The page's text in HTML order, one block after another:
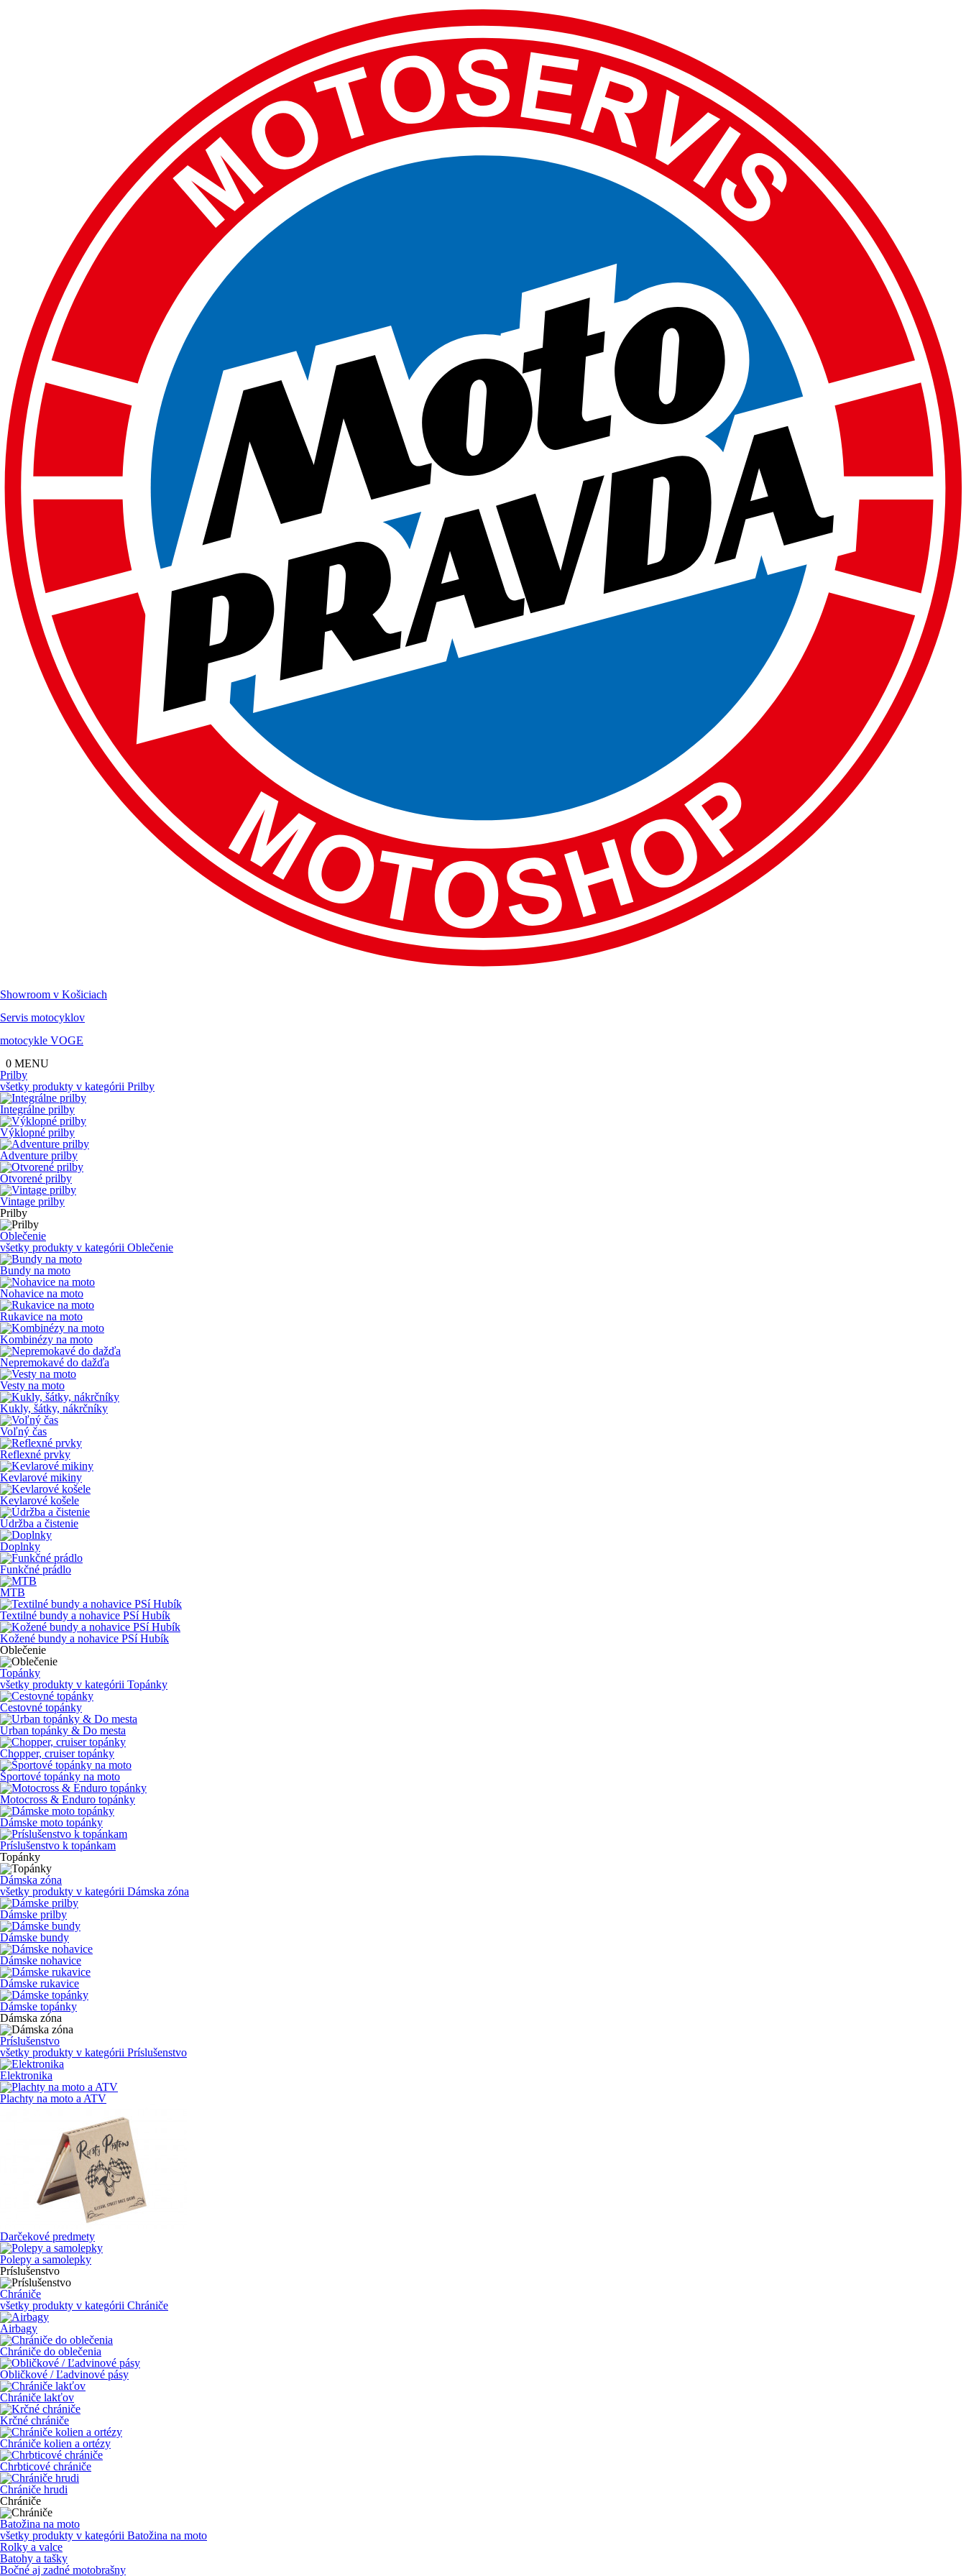
Showroom v Košiciach
Servis motocyklov
motocykle VOGE
0 MENU
Prilby
všetky produkty v kategórii Prilby
Integrálne prilby
Výklopné prilby
Adventure prilby
Otvorené prilby
Vintage prilby
Prilby
Oblečenie
všetky produkty v kategórii Oblečenie
Bundy na moto
Nohavice na moto
Rukavice na moto
Kombinézy na moto
Nepremokavé do dažďa
Vesty na moto
Kukly, šátky, nákrčníky
Voľný čas
Reflexné prvky
Kevlarové mikiny
Kevlarové košele
Údržba a čistenie
Doplnky
Funkčné prádlo
MTB
Textilné bundy a nohavice PSí Hubík
Kožené bundy a nohavice PSí Hubík
Oblečenie
Topánky
všetky produkty v kategórii Topánky
Cestovné topánky
Urban topánky & Do mesta
Chopper, cruiser topánky
Športové topánky na moto
Motocross & Enduro topánky
Dámske moto topánky
Príslušenstvo k topánkam
Topánky
Dámska zóna
všetky produkty v kategórii Dámska zóna
Dámske prilby
Dámske bundy
Dámske nohavice
Dámske rukavice
Dámske topánky
Dámska zóna
Príslušenstvo
všetky produkty v kategórii Príslušenstvo
Elektronika
Plachty na moto a ATV
Darčekové predmety
Polepy a samolepky
Príslušenstvo
Chrániče
všetky produkty v kategórii Chrániče
Airbagy
Chrániče do oblečenia
Obličkové / Ľadvinové pásy
Chrániče lakťov
Krčné chrániče
Chrániče kolien a ortézy
Chrbticové chrániče
Chrániče hrudi
Chrániče
Batožina na moto
všetky produkty v kategórii Batožina na moto
Rolky a valce
Batohy a tašky
Bočné aj zadné motobrašny